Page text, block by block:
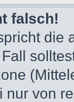
falsch!
die
nur von